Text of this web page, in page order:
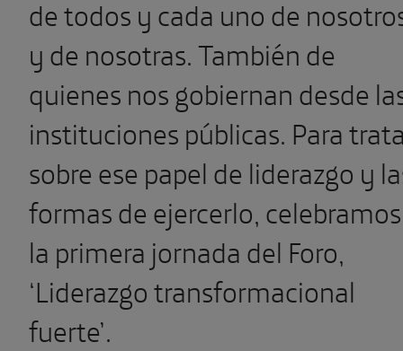
de todos y cada uno de
y de nosotras. También de
quienes nos gobiernan desde
instituciones públicas. Para
sobre ese papel de liderazgo y
formas de ejercerlo, celebramos
la primera jornada del Foro,
‘Liderazgo transformacional
fuerte’.